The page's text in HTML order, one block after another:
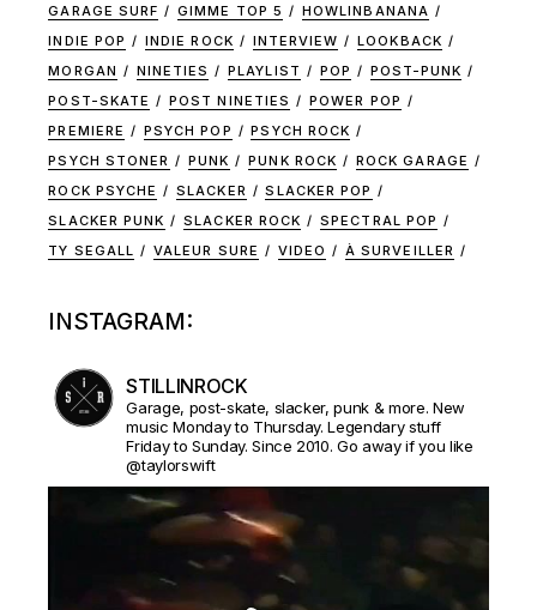
GARAGE SURF
GIMME TOP 5
HOWLINBANANA
INDIE POP
INDIE ROCK INTERVIEW
LOOKBACK
MORGAN
NINETIES PLAYLIST POP
POST-PUNK
POST-SKATE
POST NINETIES
POWER POP
PREMIERE
PSYCH POP
PSYCH ROCK
PSYCH STONER
PUNK PUNK ROCK
ROCK GARAGE
ROCK PSYCHE
SLACKER
SLACKER POP
SLACKER PUNK
SLACKER ROCK
SPECTRAL POP
TY SEGALL
VALEUR SURE VIDEO À SURVEILLER
INSTAGRAM:
STILLINROCK
Garage, post-skate, slacker, punk & more. New
music Monday to Thursday. Legendary stuff
Friday to Sunday. Since 2010. Go away if you like
@taylorswift